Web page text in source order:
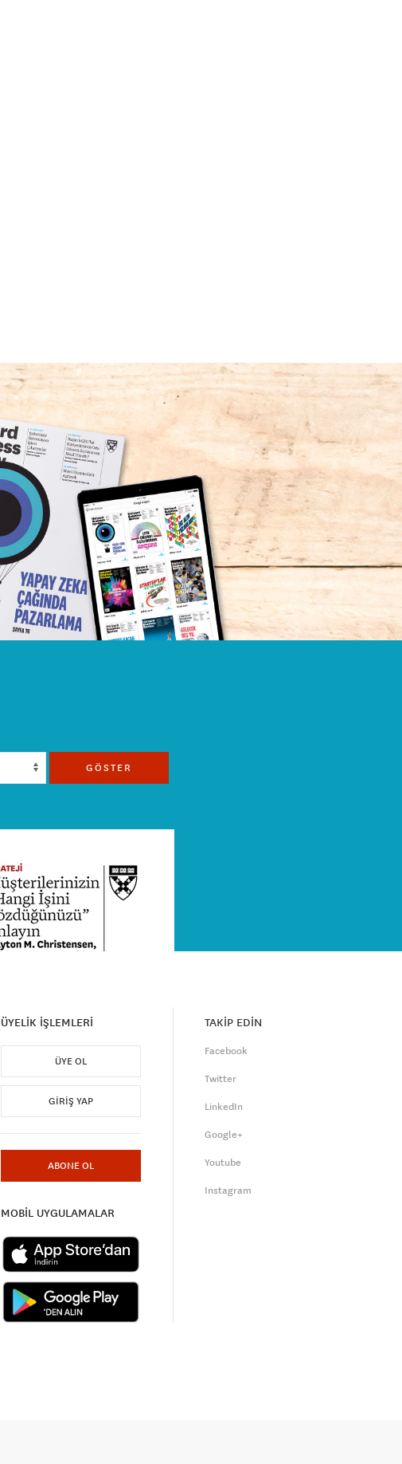
GÖSTER
ÜYELİK İŞLEMLERİ
ÜYE OL
GIRIŞ YAP
ABONE OL
MOBİL UYGULAMALAR
TAKİP EDİN
Facebook
Twitter
LinkedIn
Google+
Youtube
Instagram